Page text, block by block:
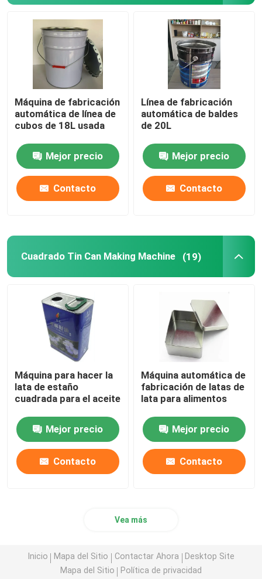
Máquina de fabricación
automática de línea de
cubos de 18L usada
Mejor precio
Contacto
Línea de fabricación
automática de baldes
de 20L
Mejor precio
Contacto
Cuadrado Tin Can Making Machine (19)
Máquina para hacer la
lata de estaño
cuadrada para el aceite
Mejor precio
Contacto
Máquina automática de
fabricación de latas de
lata para alimentos
Mejor precio
Contacto
Vea más
Inicio Mapa del Sitio Contactar Ahora
Desktop Site
Mapa del Sitio
Política de privacidad